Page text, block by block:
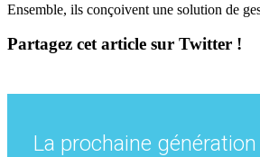
Ensemble, ils conçoivent une solution de
Partagez cet article sur Twitter !
La prochaine